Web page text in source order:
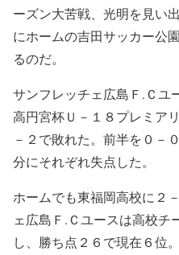
ーズン大苦戦、光明を見い
にホームの吉田サッカー公
るのだ。
サンフレッチェ広島Ｆ.Ｃユ
高円宮杯Ｕ－１８プレミア
－２で敗れた。前半を０－
分にそれぞれ失点した。
ホームでも東福岡高校に２
ェ広島Ｆ.Ｃユースは高校チ
し、勝ち点２６で現在６位